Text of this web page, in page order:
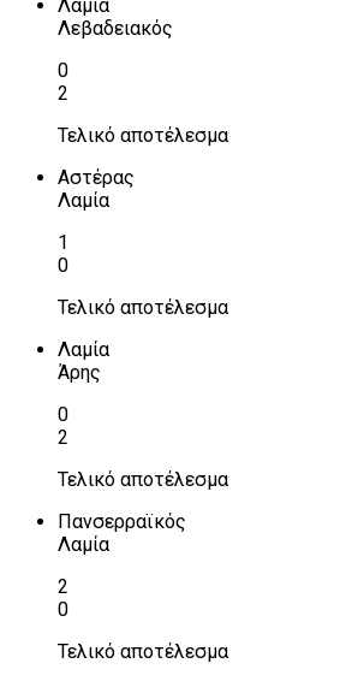
Λαμία
Λεβαδειακός
0
2
Τελικό αποτέλεσμα
Αστέρας
Λαμία
1
0
Τελικό αποτέλεσμα
Λαμία
Άρης
0
2
Τελικό αποτέλεσμα
Πανσερραϊκός
Λαμία
2
0
Τελικό αποτέλεσμα